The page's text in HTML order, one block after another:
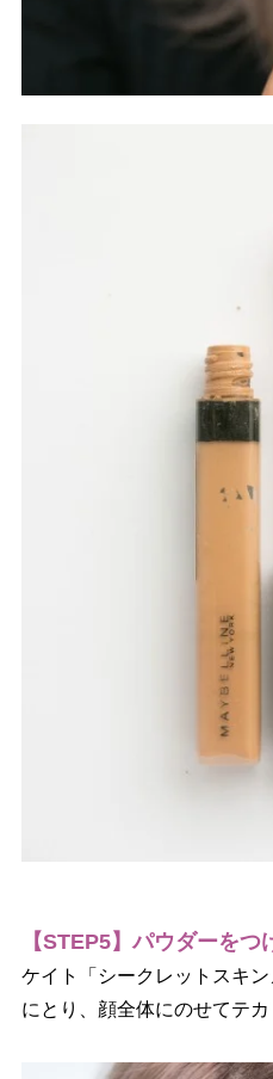
【STEP5】パウダーをつ
ケイト「シークレットスキ
にとり、顔全体にのせてテカ